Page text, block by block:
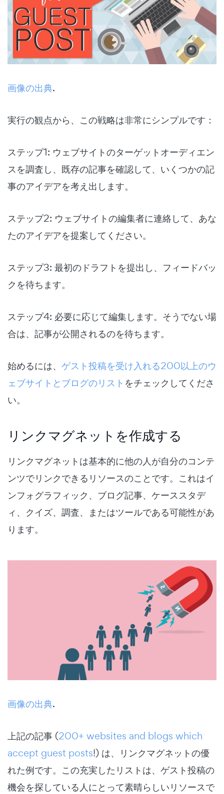
画像の出典.
実行の観点から、この戦略は非常にシンプルです：
ステップ1: ウェブサイトのターゲットオーディエン
スを調査し、既存の記事を確認して、いくつかの記
事のアイデアを考え出します。
ステップ2: ウェブサイトの編集者に連絡して、あな
たのアイデアを提案してください。
ステップ3: 最初のドラフトを提出し、フィードバッ
クを待ちます。
ステップ4: 必要に応じて編集します。そうでない場
合は、記事が公開されるのを待ちます。
始めるには、 ゲスト投稿を受け入れる200以上のウ
ェブサイトとブログのリスト をチェックしてくださ
い。
リンクマグネットを作成する
リンクマグネットは基本的に他の人が自分のコンテ
ンツでリンクできるリソースのことです。これはイ
ンフォグラフィック、ブログ記事、ケーススタデ
ィ、クイズ、調査、またはツールである可能性があ
ります。
画像の出典.
上記の記事 (200+ websites and blogs which
accept guest posts!) は、リンクマグネットの優
れた例です。この充実したリストは、ゲスト投稿の
機会を探している人にとって素晴らしいリソースで